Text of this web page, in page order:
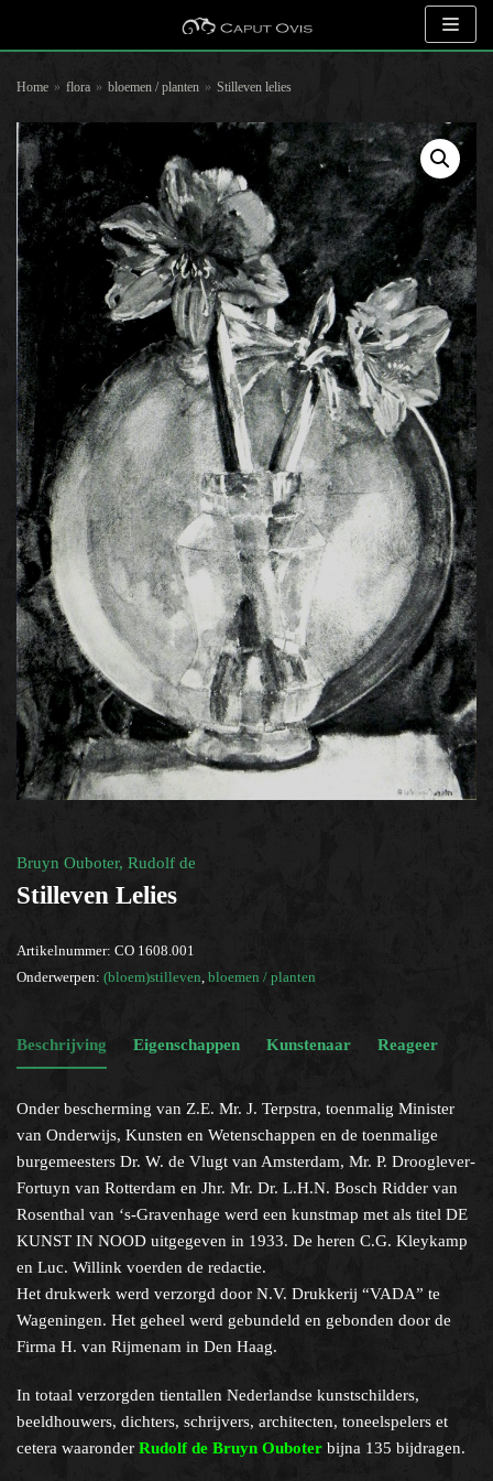
naar
inhoud
Home » flora » bloemen / planten » Stilleven lelies
Bruyn Ouboter, Rudolf de
Stilleven Lelies
Artikelnummer: CO 1608.001
Onderwerpen: (bloem)stilleven, bloemen / planten
Beschrijving Eigenschappen Kunstenaar Reageer
Onder bescherming van Z.E. Mr. J. Terpstra, toenmalig Minister
van Onderwijs, Kunsten en Wetenschappen en de toenmalige
burgemeesters Dr. W. de Vlugt van Amsterdam, Mr. P. Drooglever-
Fortuyn van Rotterdam en Jhr. Mr. Dr. L.H.N. Bosch Ridder van
Rosenthal van ‘s-Gravenhage werd een kunstmap met als titel DE
KUNST IN NOOD uitgegeven in 1933. De heren C.G. Kleykamp
en Luc. Willink voerden de redactie.
Het drukwerk werd verzorgd door N.V. Drukkerij “VADA” te
Wageningen. Het geheel werd gebundeld en gebonden door de
Firma H. van Rijmenam in Den Haag.
In totaal verzorgden tientallen Nederlandse kunstschilders,
beeldhouwers, dichters, schrijvers, architecten, toneelspelers et
cetera waaronder Rudolfde Bruyn Ouboter bijna 135 bijdragen.
Zoeken naar objecten
Selecteer op kunstenaar
Selecteer op onderwerp
×
bloemen / planten
Help?